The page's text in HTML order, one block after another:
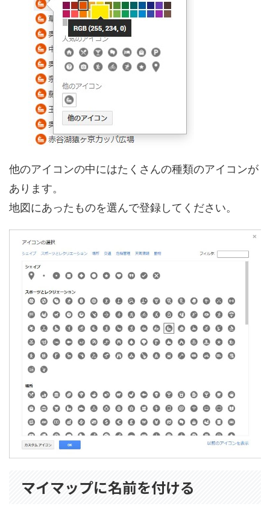
他のアイコンの中にはたくさんの種類のアイコンが
あります。
地図にあったものを選んで登録してください。
マイマップに名前を付ける